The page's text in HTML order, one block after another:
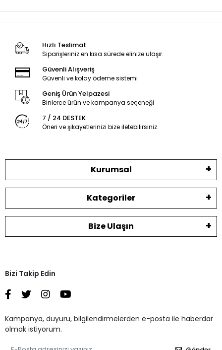
Hızlı Teslimat
Siparişleriniz en kısa sürede elinize ulaşır.
Güvenli Alışveriş
Güvenli ve kolay ödeme sistemi
Geniş Ürün Yelpazesi
Binlerce ürün ve kampanya seçeneği
7 / 24 DESTEK
Öneri ve şikayetlerinizi bize iletebilirsiniz.
Kurumsal
Kategoriler
Bize Ulaşın
Bizi Takip Edin
Kampanya, duyuru, bilgilendirmelerden e-posta ile haberdar
olmak istiyorum.